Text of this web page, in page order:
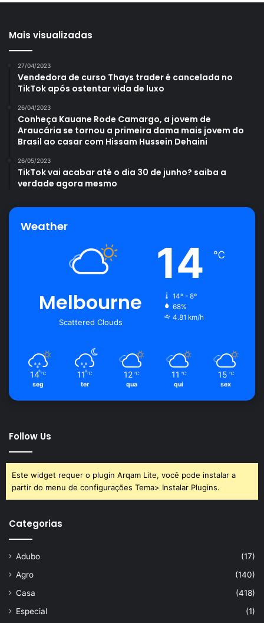
Mais visualizadas
27/04/2023
Vendedora de curso Thays trader é cancelada no
TikTok após ostentar vida de luxo
26/04/2023
Conheça Kauane Rode Camargo, a jovem de
Araucária se tornou a primeira dama mais jovem do
Brasil ao casar com Hissam Hussein Dehaini
26/05/2023
TikTok vai acabar até o dia 30 de junho? saiba a
verdade agora mesmo
Weather
Melbourne
Scattered Clouds
14 ℃
14º - 8º
68%
4.81 km/h
14 ℃
seg
11 ℃
ter
12 ℃
qua
11 ℃
qui
15 ℃
sex
Follow Us
Este widget requer o plugin Arqam Lite, você pode instalar a
partir do menu de configurações Tema> Instalar Plugins.
Categorias
Adubo
(17)
Agro
(140)
Casa
(418)
Especial
(1)